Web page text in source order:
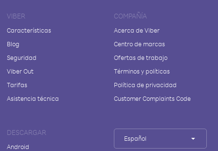
VIBER
Características
Blog
Seguridad
Viber Out
Tarifas
Asistencia técnica
COMPAÑÍA
Acerca de Viber
Centro de marcas
Ofertas de trabajo
Términos y políticas
Política de privacidad
Customer Complaints Code
DESCARGAR
Android
Español